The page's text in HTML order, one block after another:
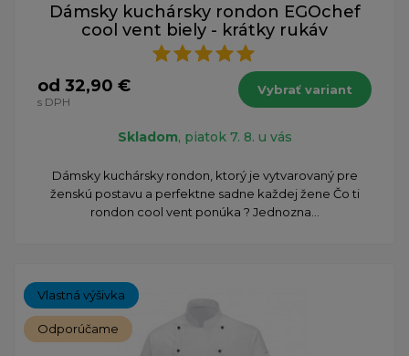
Dámsky kuchársky rondon EGOchef
cool vent biely - krátky rukáv
od 32,90 €
s DPH
Vybrať variant
Skladom, piatok 7. 8. u vás
Dámsky kuchársky rondon, ktorý je vytvarovaný pre
ženskú postavu a perfektne sadne každej žene Čo ti
rondon cool vent ponúka ? Jednozna...
Vlastná výšivka
Odporúčame